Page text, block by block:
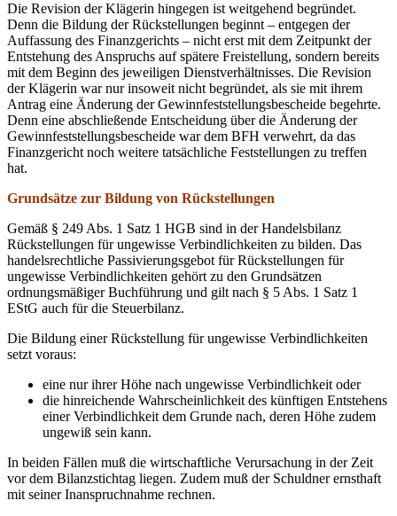
Die Revision der Klägerin hingegen ist weitgehend begründet.
Denn die Bildung der Rückstellungen beginnt – entgegen der
Auffassung des Finanzgerichts – nicht erst mit dem Zeitpunkt der
Entstehung des Anspruchs auf spätere Freistellung, sondern bereits
mit dem Beginn des jeweiligen Dienstverhältnisses. Die Revision
der Klägerin war nur insoweit nicht begründet, als sie mit ihrem
Antrag eine Änderung der Gewinnfeststellungsbescheide begehrte.
Denn eine abschließende Entscheidung über die Änderung der
Gewinnfeststellungsbescheide war dem BFH verwehrt, da das
Finanzgericht noch weitere tatsächliche Feststellungen zu treffen
hat.
Grundsätze zur Bildung von Rückstellungen
Gemäß § 249 Abs. 1 Satz 1 HGB sind in der Handelsbilanz
Rückstellungen für ungewisse Verbindlichkeiten zu bilden. Das
handelsrechtliche Passivierungsgebot für Rückstellungen für
ungewisse Verbindlichkeiten gehört zu den Grundsätzen
ordnungsmäßiger Buchführung und gilt nach § 5 Abs. 1 Satz 1
EStG auch für die Steuerbilanz.
Die Bildung einer Rückstellung für ungewisse Verbindlichkeiten
setzt voraus:
eine nur ihrer Höhe nach ungewisse Verbindlichkeit oder
die hinreichende Wahrscheinlichkeit des künftigen Entstehens
einer Verbindlichkeit dem Grunde nach, deren Höhe zudem
ungewiß sein kann.
In beiden Fällen muß die wirtschaftliche Verursachung in der Zeit
vor dem Bilanzstichtag liegen. Zudem muß der Schuldner ernsthaft
mit seiner Inanspruchnahme rechnen.